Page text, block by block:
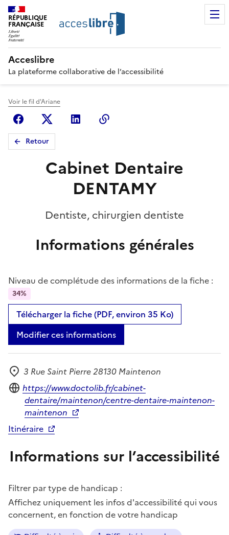
RÉPUBLIQUE
FRANÇAISE
Acceslibre
La plateforme collaborative de l’accessibilité
Voir le fil d'Ariane
FacebookX (anciennement Twitter)
Linkedin
Retour
Cabinet Dentaire
DENTAMY
Dentiste, chirurgien dentiste
Informations générales
Niveau de complétude des informations de la fiche :
34%
Télécharger la fiche (PDF, environ 35 Ko)
Modifier ces informations
Adresse
3 Rue Saint Pierre 28130 Maintenon
Site internet
https://www.doctolib.fr/cabinet-
dentaire/maintenon/centre-dentaire-maintenon-
maintenon
Itinéraire
Informations sur l’accessibilité
Filtrer par type de handicap :
Affichez uniquement les infos d'accessibilité qui vous
concernent, en fonction de votre handicap